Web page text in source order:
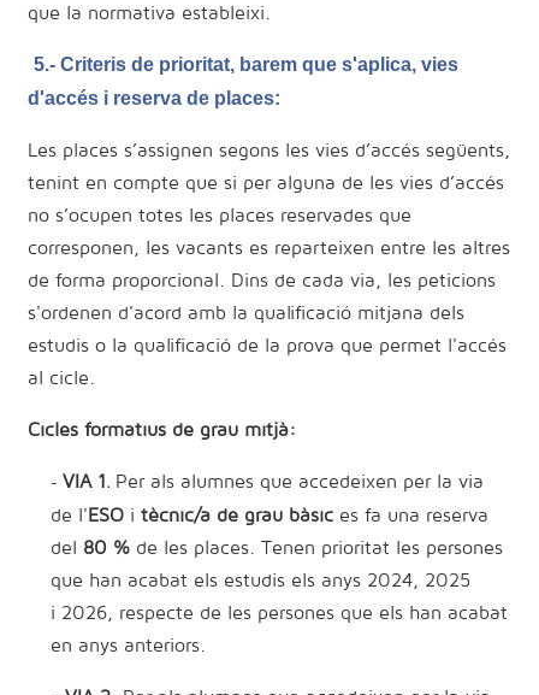
que la normativa estableixi.
5.- Criteris de prioritat, barem que s'aplica, vies
d'accés i reserva de places:
Les places s’assignen segons les vies d’accés següents,
tenint en compte que si per alguna de les vies d’accés
no s’ocupen totes les places reservades que
corresponen, les vacants es reparteixen entre les altres
de forma proporcional. Dins de cada via, les peticions
s'ordenen d'acord amb la qualificació mitjana dels
estudis o la qualificació de la prova que permet l'accés
al cicle.
Cicles formatius de grau mitjà:
-VIA 1. Per als alumnes que accedeixen per la via
de l'ESO itècnic/a de grau bàsic es fa una reserva
del 80 % de les places. Tenen prioritat les persones
que han acabat els estudis els anys 2024, 2025
i 2026, respecte de les persones que els han acabat
en anys anteriors.